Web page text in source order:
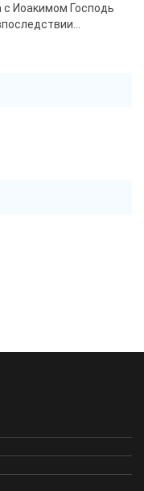
с Иоакимом Господь